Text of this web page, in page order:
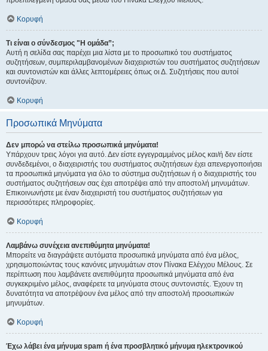
Κορυφή
Τι είναι ο σύνδεσμος "Η ομάδα”;
Αυτή η σελίδα σας παρέχει μια λίστα με το προσωπικό του συστήματος
συζητήσεων, συμπεριλαμβανομένων διαχειριστών του συστήματος συζητήσεων
και συντονιστών και άλλες λεπτομέρειες όπως οι Δ. Συζητήσεις που αυτοί
συντονίζουν.
Κορυφή
Προσωπικά Μηνύματα
Δεν μπορώ να στείλω προσωπικά μηνύματα!
Υπάρχουν τρεις λόγοι για αυτό. Δεν είστε εγγεγραμμένος μέλος και/ή δεν είστε
συνδεδεμένοι, ο διαχειριστής του συστήματος συζητήσεων έχει απενεργοποιήσει
τα προσωπικά μηνύματα για όλο το σύστημα συζητήσεων ή ο διαχειριστής του
συστήματος συζητήσεων σας έχει αποτρέψει από την αποστολή μηνυμάτων.
Επικοινωνήστε με έναν διαχειριστή του συστήματος συζητήσεων για
περισσότερες πληροφορίες.
Κορυφή
Λαμβάνω συνέχεια ανεπιθύμητα μηνύματα!
Μπορείτε να διαγράψετε αυτόματα προσωπικά μηνύματα από ένα μέλος,
χρησιμοποιώντας τους κανόνες μηνυμάτων στον Πίνακα Ελέγχου Μέλους. Σε
περίπτωση που λαμβάνετε ανεπιθύμητα προσωπικά μηνύματα από ένα
συγκεκριμένο μέλος, αναφέρετε τα μηνύματα στους συντονιστές. Έχουν τη
δυνατότητα να αποτρέψουν ένα μέλος από την αποστολή προσωπικών
μηνυμάτων.
Κορυφή
Έχω λάβει ένα μήνυμα spam ή ένα προσβλητικό μήνυμα ηλεκτρονικού